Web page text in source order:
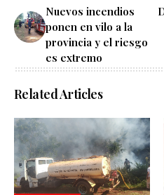
Nuevos incendios
ponen en vilo a la
provincia y el riesgo
es extremo
Related Articles